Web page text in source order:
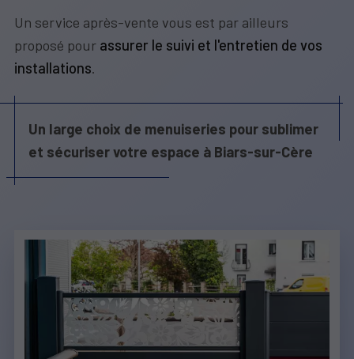
Un service après-vente vous est par ailleurs
proposé pour assurer le suivi et l'entretien de vos
installations.
Un large choix de menuiseries pour sublimer
et sécuriser votre espace à Biars-sur-Cère